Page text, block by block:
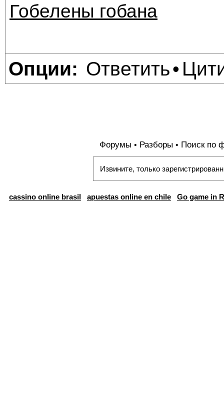
Гобелены гобана
Опции: Ответить•
Форумы • Разборы • Поиск по
Извините, только
cassino online brasil apuestas online en chile Go game in